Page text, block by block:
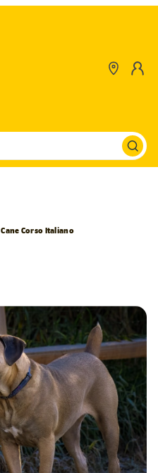
Cane Corso Italiano